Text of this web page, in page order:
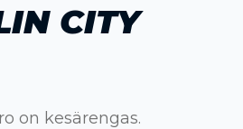
CITY
on kesärengas.